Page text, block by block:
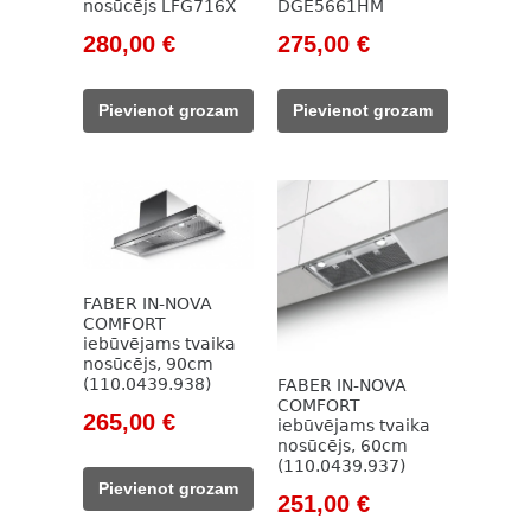
nosūcējs LFG716X
Original
was:
467,00 €.
280,00 €Current
280,00 €.
Pievienot grozam
DGE5661HM
Original
was:
394,00 €.
275,00 €Current
275,00 €.
Pievienot grozam
FABER IN-NOVA
COMFORT
iebūvējams tvaika
nosūcējs, 90cm
(110.0439.938)
Original
was:
422,00 €.
265,00 €Current
265,00 €.
Pievienot grozam
FABER IN-NOVA
COMFORT
iebūvējams tvaika
nosūcējs, 60cm
(110.0439.937)
Original
251,00 €Current